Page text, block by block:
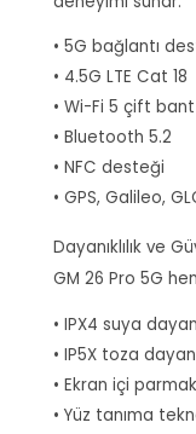
• 5G bağlantı
• 4.5G LTE Cat 18
• Wi-Fi 5 çift bant
• Bluetooth 5.2
• NFC desteği
• GPS, Galileo,
Dayanıklılık ve
GM 26 Pro 5G
• IPX4 suya
• IP5X toza
• Ekran içi
• Yüz tanıma